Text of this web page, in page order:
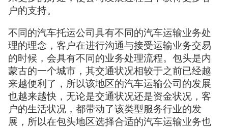
户的支持。
不同的汽车托运公司具有不同的汽车运输业务处
理的理念，客户在进行沟通与接受运输业务交易
的时候，会具有不同的业务处理流程。包头是内
蒙古的一个城市，其交通状况相较于之前已经越
来越便利了，所以该地区的汽车运输公司的发展
也越来越快，无论是交通状况还是资金状况，客
户的生活状况，都带动了该类型服务行业的发
展，所以在包头地区选择合适的汽车运输业务也